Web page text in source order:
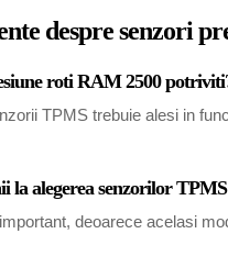
despre senzori
roti RAM 2500
TPMS trebuie alesi in
la alegerea senzorilor
deoarece acelasi